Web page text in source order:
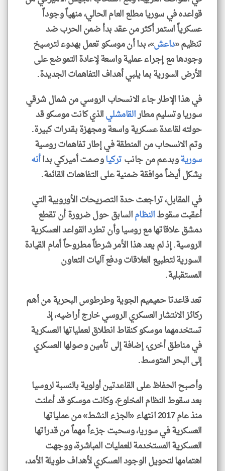
قواعده في سوريا مطلع العام الحالي، منهياً وجوداً
عسكرياً استمر أكثر من عقد بدأ ضمن الحرب ضد
تنظيم «داعش»، بدا أن موسكو تعمل بهدوء لترسيخ
وجودها مع إجراء عملية واسعة لإعادة التموضع على
الأرض السورية بما يلبي أهداف التفاهمات الجديدة.
في هذا الإطار جاء الانسحاب الروسي من شمال شرقي
سوريا وتسليم مطارالقامشليالذي كانت موسكو قد
حولته لقاعدة عسكرية واسعة ومجهزة بقدرات كبيرة.
وتم الانسحاب من المنطقة في إطار تفاهمات روسية
سوريةوبدعم من جانبتركياوصمت أميركي بداأنه
يشكل أيضاً موافقة ضمنية على التفاهمات القائمة.
في المقابل، تراجعت حدة التصريحات الأوروبية التي
أعقبت سقوطالنظامالسابق حول ضرورة أن تقطع
دمشق علاقاتها مع روسيا وأن تطرد القواعد العسكرية
الروسية. إذ لم يعد هذا الأمر شرطاً مطروحاً أمام القيادة
السورية لتطبيع العلاقات ودفع آليات التعاون
المستقبلية.
تعد قاعدتا حميميم الجوية وطرطوس البحرية من أهم
ركائز الانتشار العسكري الروسي خارج أراضيه، إذ
تستخدمهما موسكو كنقاط انطلاق لعملياتها العسكرية
في مناطق أخرى، إضافة إلى تأمين وصولها العسكري
إلى البحر المتوسط.
وأصبح الحفاظ على القاعدتين أولوية بالنسبة لروسيا
بعد سقوط النظام المخلوع، وكانت موسكو قد أعلنت
منذ عام 2017 انتهاء «الجزء النشط» من عملياتها
العسكرية في سوريا، وسحبت جزءاً مهماً من قدراتها
العسكرية المستخدمة للعمليات المباشرة، ووجهت
اهتمامها لتحويل الوجود العسكري لأهداف طويلة الأمد،